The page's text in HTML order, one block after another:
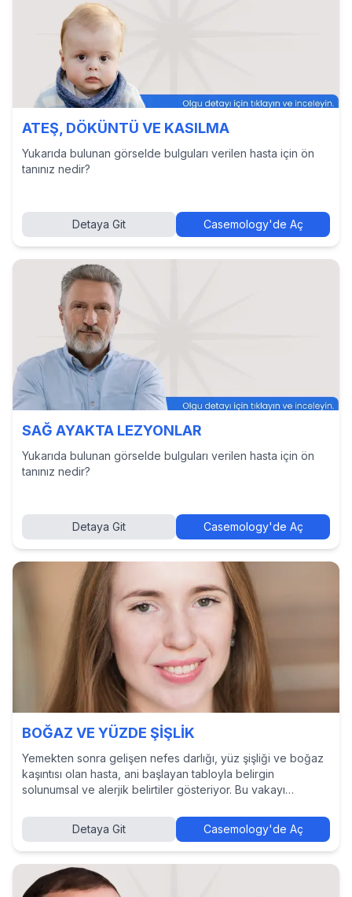
ATEŞ, DÖKÜNTÜ VE KASILMA
Yukarıda bulunan görselde bulguları verilen hasta için ön
tanınız nedir?
Detaya Git Casemology'de Aç
SAĞ AYAKTA LEZYONLAR
Yukarıda bulunan görselde bulguları verilen hasta için ön
tanınız nedir?
Detaya Git Casemology'de Aç
BOĞAZ VE YÜZDE ŞİŞLİK
Yemekten sonra gelişen nefes darlığı, yüz şişliği ve boğaz
kaşıntısı olan hasta, ani başlayan tabloyla belirgin
solunumsal ve alerjik belirtiler gösteriyor. Bu vakayı
hekimlerin kararlarını görmek için Casemology’de vakayı
keşfedin.
Detaya Git Casemology'de Aç